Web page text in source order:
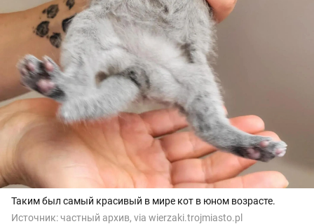
Таким был самый красивый в мире кот в юном возрасте.
Источник:частный архив, via wierzaki.trojmiasto.pl